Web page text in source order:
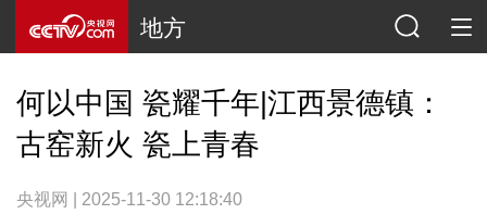
地方
何以中国 瓷耀千年|江西景德镇：
古窑新火 瓷上青春
央视网 | 2025-11-30 12:18:40